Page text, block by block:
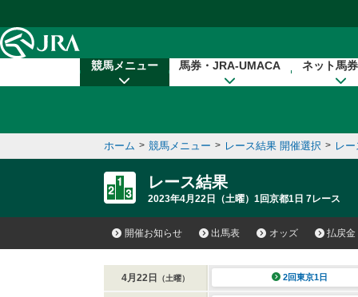
競馬メニュー 馬券・JRA-UMACA ネット馬
ホーム > 競馬メニュー > レース結果 開催選択 > レ
レース結果
2023年4月22日（土曜）1回京都1日 7レース
開催お知らせ 出馬表 オッズ 払戻金
4月22日 （土曜） 2回東京1日